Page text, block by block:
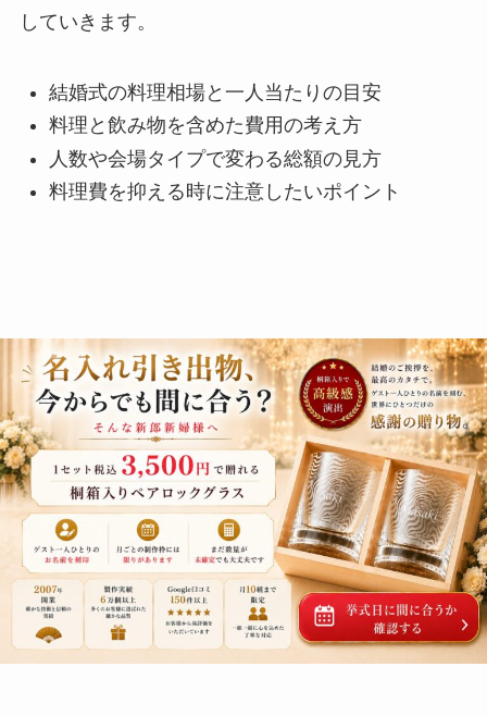
していきます。
結婚式の料理相場と一人当たりの目安
料理と飲み物を含めた費用の考え方
人数や会場タイプで変わる総額の見方
料理費を抑える時に注意したいポイント